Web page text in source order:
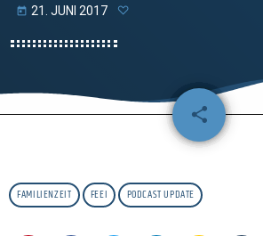
today 21. JUNI 2017
share
email
FAMILIENZEIT FEEI PODCAST UPDATE